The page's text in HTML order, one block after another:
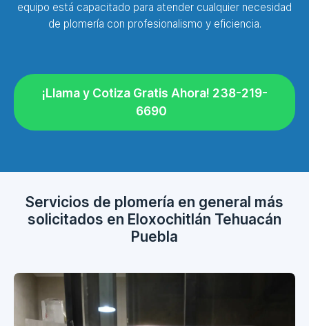
equipo está capacitado para atender cualquier necesidad
de plomería con profesionalismo y eficiencia.
¡Llama y Cotiza Gratis Ahora! 238-219-
6690
Servicios de plomería en general más
solicitados en Eloxochitlán Tehuacán
Puebla